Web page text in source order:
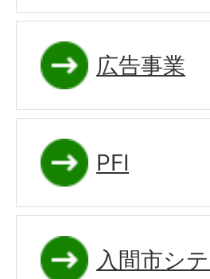
広告事業
PFI
入間市シ